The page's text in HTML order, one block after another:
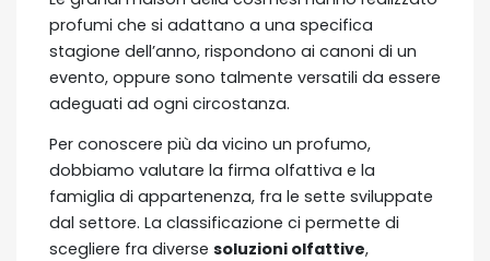
profumi che si adattano a una specifica
stagione dell’anno, rispondono ai canoni di un
evento, oppure sono talmente versatili da essere
adeguati ad ogni circostanza.
Per conoscere più da vicino un profumo,
dobbiamo valutare la firma olfattiva e la
famiglia di appartenenza, fra le sette sviluppate
dal settore. La classificazione ci permette di
scegliere fra diverse soluzioni olfattive,